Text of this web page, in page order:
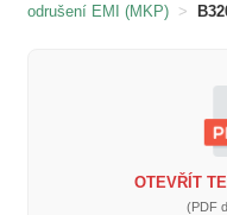
odrušení EMI (MKP) >
OTEVŘÍT
(PDF